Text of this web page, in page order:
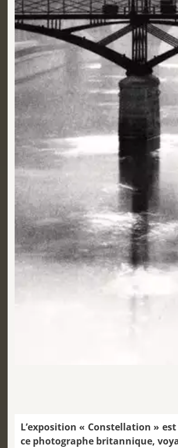
L’exposition « Constellation »
ce photographe britannique,